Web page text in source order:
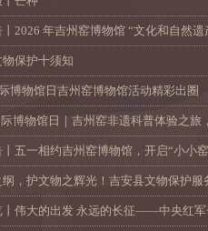
2026 年吉州窑博物馆 “文化和自然遗
保护十须知
博物馆日吉州窑博物馆活动精彩出圈
博物馆日｜吉州窑非遗科普体验之旅
五一相约吉州窑博物馆，开启“小小
纲，护文物之辉光！吉安县文物保护
丨伟大的出发 永远的长征——中央红军